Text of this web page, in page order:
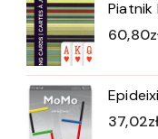
Piatnik
60,80
37,02zł